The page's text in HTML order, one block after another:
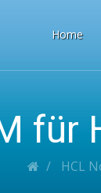
Home
für
HCL